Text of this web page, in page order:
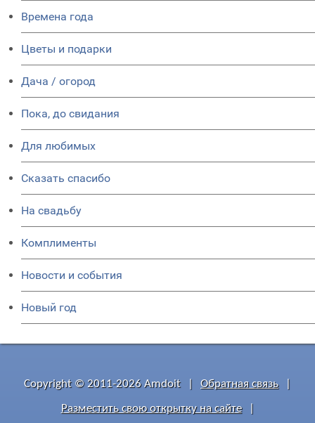
Времена года
Цветы и подарки
Дача / огород
Пока, до свидания
Для любимых
Сказать спасибо
На свадьбу
Комплименты
Новости и события
Новый год
Copyright © 2011-2026 Amdoit Обратная связь
Разместить свою открытку на сайте